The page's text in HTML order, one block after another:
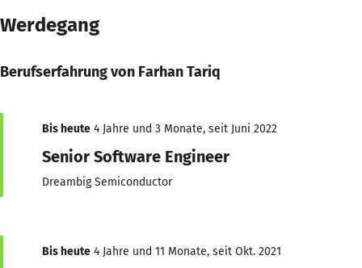
Werdegang
Berufserfahrung von Farhan Tariq
Bis heute 4 Jahre und 3 Monate, seit Juni 2022
Senior Software Engineer
Dreambig Semiconductor
Bis heute 4 Jahre und 11 Monate, seit Okt. 2021